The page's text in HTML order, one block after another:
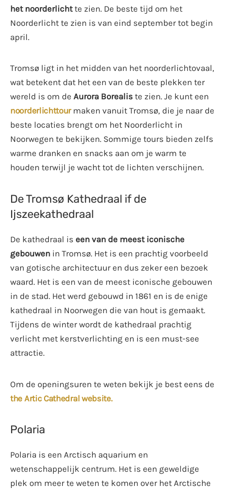
het noorderlichtte zien. De beste tijd om het
Noorderlicht te zien is van eind september tot begin
april.
Tromsø ligt in het midden van het noorderlichtovaal,
wat betekent dat het een van de beste plekken ter
wereld is om de Aurora Borealis te zien. Je kunt een
noorderlichttourmaken vanuit Tromsø, die je naar de
beste locaties brengt om het Noorderlicht in
Noorwegen te bekijken. Sommige tours bieden zelfs
warme dranken en snacks aan om je warm te
houden terwijl je wacht tot de lichten verschijnen.
De Tromsø Kathedraal if de
Ijszeekathedraal
De kathedraal is een van de meest iconische
gebouwen in Tromsø. Het is een prachtig voorbeeld
van gotische architectuur en dus zeker een bezoek
waard. Het is een van de meest iconische gebouwen
in de stad. Het werd gebouwd in 1861 en is de enige
kathedraal in Noorwegen die van hout is gemaakt.
Tijdens de winter wordt de kathedraal prachtig
verlicht met kerstverlichting en is een must-see
attractie.
Om de openingsuren te weten bekijk je best eens de
the Artic Cathedral website.
Polaria
Polaria is een Arctisch aquarium en
wetenschappelijk centrum. Het is een geweldige
plek om meer te weten te komen over het Arctische